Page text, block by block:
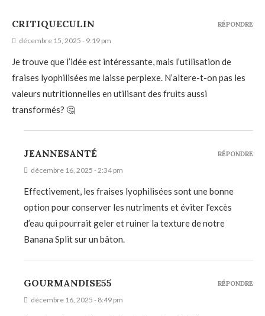
CRITIQUECULIN
décembre 15, 2025 - 9:19 pm
Je trouve que l’idée est intéressante, mais l’utilisation de
fraises lyophilisées me laisse perplexe. N’altere-t-on pas les
valeurs nutritionnelles en utilisant des fruits aussi
transformés? 🤔
RÉPONDRE
JEANNESANTÉ
décembre 16, 2025 - 2:34 pm
Effectivement, les fraises lyophilisées sont une bonne
option pour conserver les nutriments et éviter l’excès
d’eau qui pourrait geler et ruiner la texture de notre
Banana Split sur un bâton.
RÉPONDRE
GOURMANDISE55
décembre 16, 2025 - 8:49 pm
RÉPONDRE